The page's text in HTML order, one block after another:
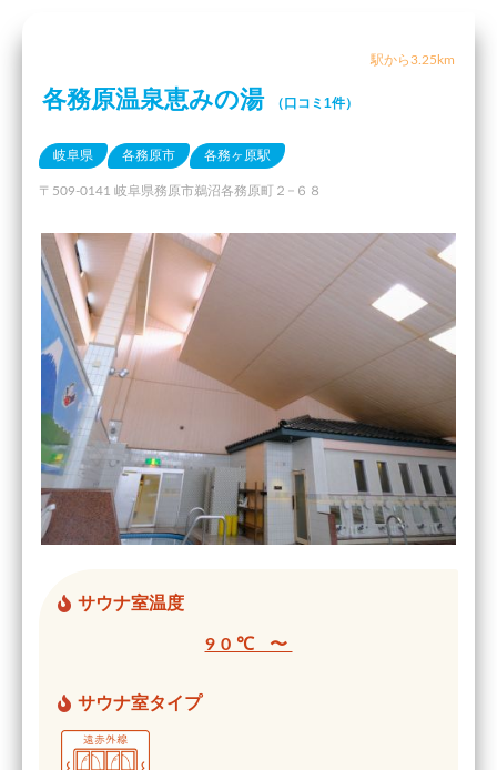
駅から3.25km
各務原温泉恵みの湯 （口コミ1件）
岐阜県 各務原市 各務ヶ原駅
〒509-0141 岐阜県務原市鵜沼各務原町２−６８
サウナ室温度
90℃ 〜
サウナ室タイプ